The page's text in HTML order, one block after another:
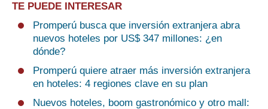
TE PUEDE INTERESAR
Promperú busca que inversión extranjera abra
nuevos hoteles por US$ 347 millones: ¿en
dónde?
Promperú quiere atraer más inversión extranjera
en hoteles: 4 regiones clave en su plan
Nuevos hoteles, boom gastronómico y otro mall: